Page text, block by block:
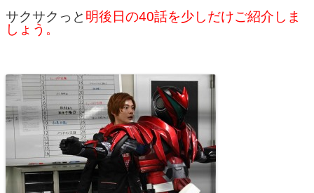
サクサクっと 明後日の40話を少しだけご紹介しま
しょう。